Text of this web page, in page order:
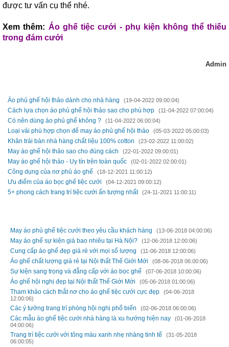
được tư vấn cụ thể nhé.
Xem thêm: Áo ghế tiệc cưới - phụ kiện không thể thiếu
trong đám cưới
Admin
Áo phủ ghế hội thảo dành cho nhà hàng (19-04-2022 09:00:04)
Cách lựa chọn áo phủ ghế hội thảo sao cho phù hợp (11-04-2022 07:00:04)
Có nên dùng áo phủ ghế không ? (11-04-2022 06:00:04)
Loại vải phù hợp chọn để may áo phủ ghế hội thảo (05-03-2022 05:00:03)
Khăn trải bàn nhà hàng chất liệu 100% cotton (23-02-2022 11:00:02)
May áo ghế hội thảo sao cho đúng cách (22-01-2022 09:00:01)
May áo ghế hội thảo - Uy tín trên toàn quốc (02-01-2022 02:00:01)
Công dụng của nơ phủ áo ghế (18-12-2021 11:00:12)
Ưu điểm của áo bọc ghế tiệc cưới (04-12-2021 09:00:12)
5+ phong cách trang trí tiệc cưới ấn tượng nhất (24-11-2021 11:00:11)
May áo phủ ghế tiệc cưới theo yêu cầu khách hàng (13-06-2018 04:00:06)
May áo ghế sự kiện giá bao nhiêu tại Hà Nội? (12-06-2018 12:00:06)
Cung cấp áo ghế đẹp giá rẻ với mọi số lượng (11-06-2018 12:00:06)
Áo ghế chất lượng giá rẻ tại Nội thất Thế Giới Mới (08-06-2018 06:00:06)
Sự kiện sang trọng và đẳng cấp với áo bọc ghế (07-06-2018 10:00:06)
Áo ghế hội nghị đẹp tại Nội thất Thế Giới Mới (05-06-2018 01:00:06)
Tham khảo cách thắt nơ cho áo ghế tiệc cưới cực đẹp
(04-06-2018
12:00:06)
Các ý tưởng trang trí phòng hội nghị phổ biến (02-06-2018 06:00:06)
Các mẫu áo ghế tiệc cưới nhà hàng là xu hướng hiện nay
(01-06-2018
04:00:06)
Trang trí tiệc cưới với tông màu xanh nhẹ nhàng tinh tế
(31-05-2018
06:00:05)